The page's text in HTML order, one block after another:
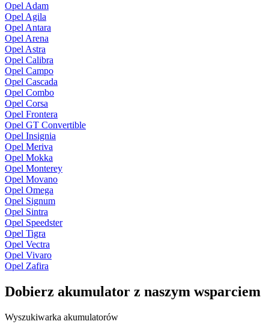
Opel Adam
Opel Agila
Opel Antara
Opel Arena
Opel Astra
Opel Calibra
Opel Campo
Opel Cascada
Opel Combo
Opel Corsa
Opel Frontera
Opel GT Convertible
Opel Insignia
Opel Meriva
Opel Mokka
Opel Monterey
Opel Movano
Opel Omega
Opel Signum
Opel Sintra
Opel Speedster
Opel Tigra
Opel Vectra
Opel Vivaro
Opel Zafira
Dobierz akumulator z naszym wsparciem
Wyszukiwarka akumulatorów